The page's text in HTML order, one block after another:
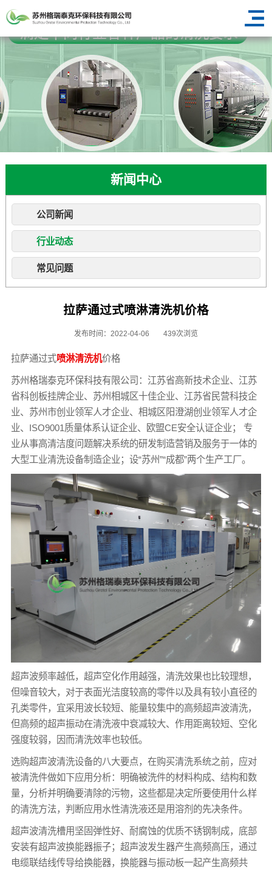
新闻中心
公司新闻
行业动态
常见问题
拉萨通过式喷淋清洗机价格
发布时间：2022-04-06 439次浏览
拉萨通过式喷淋清洗机价格
苏州格瑞泰克环保科技有限公司：江苏省高新技术企业、江苏
省科创板挂牌企业、苏州相城区十佳企业、江苏省民营科技企
业、苏州市创业领军人才企业、相城区阳澄湖创业领军人才企
业、ISO9001质量体系认证企业、欧盟CE安全认证企业； 专
业从事高清洁度问题解决系统的研发制造营销及服务于一体的
大型工业清洗设备制造企业；设“苏州”“成都”两个生产工厂。
超声波频率越低，超声空化作用越强，清洗效果也比较理想，
但噪音较大，对于表面光洁度较高的零件以及具有较小直径的
孔类零件，宜采用波长较短、能量较集中的高频超声波清洗，
但高频的超声振动在清洗液中衰减较大、作用距离较短、空化
强度较弱，因而清洗效率也较低。
选购超声波清洗设备的八大要点，在购买清洗系统之前，应对
被清洗件做如下应用分析：明确被洗件的材料构成、结构和数
量，分析并明确要清除的污物，这些都是决定所要使用什么样
的清洗方法，判断应用水性清洗液还是用溶剂的先决条件。
超声波清洗槽用坚固弹性好、耐腐蚀的优质不锈钢制成，底部
安装有超声波换能器振子；超声波发生器产生高频高压，通过
电缆联结线传导给换能器，换能器与振动板一起产生高频共